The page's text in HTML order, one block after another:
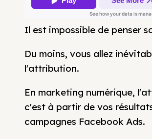
Il est impossible de penser
Du moins, vous allez
l'attribution.
En marketing numérique,
c'est à partir de vos
campagnes Facebook Ads.